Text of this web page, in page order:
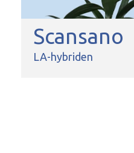
Scansano
LA-hybriden